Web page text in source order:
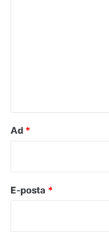
Ad *
E-posta *